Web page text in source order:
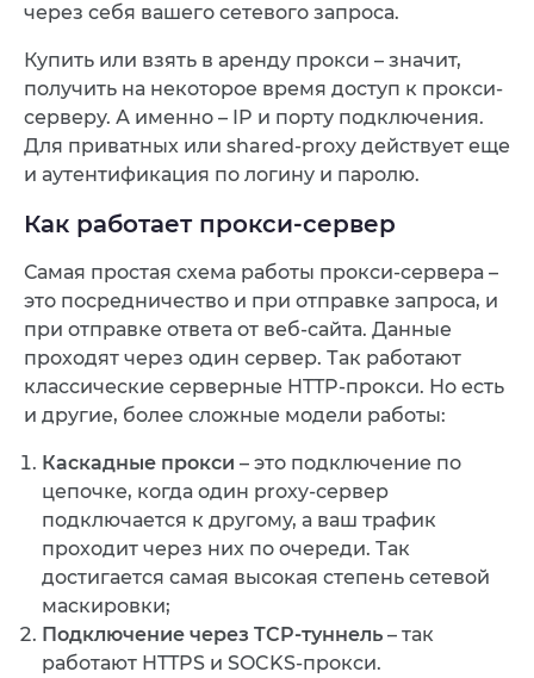
через себя вашего сетевого запроса.
Купить или взять в аренду прокси – значит,
получить на некоторое время доступ к прокси-
серверу. А именно – IP и порту подключения.
Для приватных или shared-proxy действует еще
и аутентификация по логину и паролю.
Как работает прокси-сервер
Самая простая схема работы прокси-сервера –
это посредничество и при отправке запроса, и
при отправке ответа от веб-сайта. Данные
проходят через один сервер. Так работают
классические серверные HTTP-прокси. Но есть
и другие, более сложные модели работы:
Каскадные прокси – это подключение по
цепочке, когда один proxy-сервер
подключается к другому, а ваш трафик
проходит через них по очереди. Так
достигается самая высокая степень сетевой
маскировки;
Подключение через TCP-туннель – так
работают HTTPS и SOCKS-прокси.